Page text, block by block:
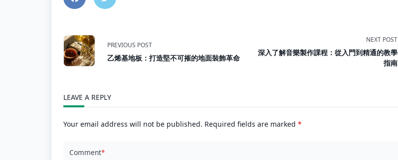
<span
class="nav-
subtitle
screen-
PREVIOUS POST
乙烯基地板：打造堅不可摧的地面裝飾革命
NEXT POST
深入了解音樂製作課程：從入門到精通的教學
指南
LEAVE A REPLY
Your email address will not be published. Required fields are marked *
Comment*